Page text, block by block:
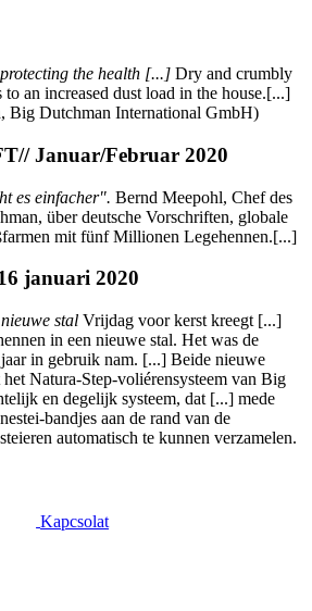
the health [...] Dry and crumbly
an increased dust load in the house.[...]
Big Dutchman International GmbH)
Januar/Februar 2020
es einfacher". Bernd Meepohl, Chef des
über deutsche Vorschriften, globale
mit fünf Millionen Legehennen.[...]
januari 2020
stal Vrijdag voor kerst kreegt [...]
in een nieuwe stal. Het was de
in gebruik nam. [...] Beide nieuwe
Natura-Step-voliérensysteem van Big
en degelijk systeem, dat [...] mede
bandjes aan de rand van de
automatisch te kunnen verzamelen.
Kapcsolat